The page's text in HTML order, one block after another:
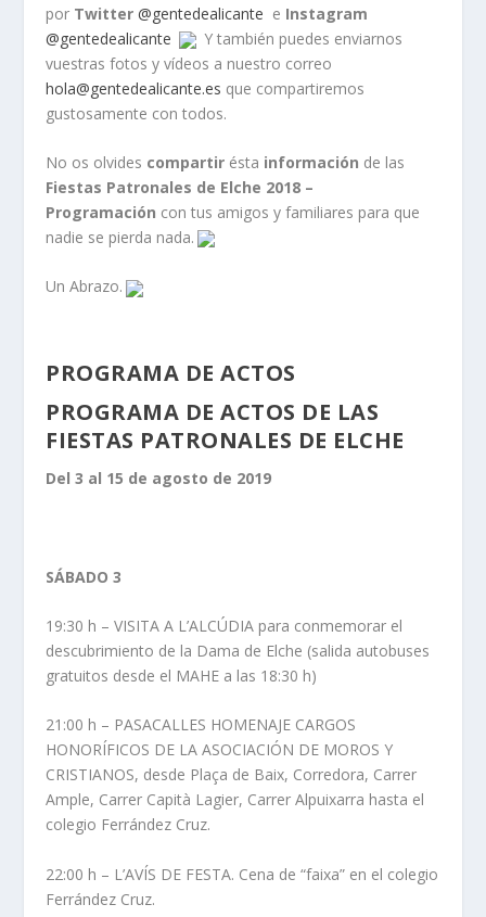
por Twitter @gentedealicante e Instagram
@gentedealicante
Y también puedes enviarnos
vuestras fotos y vídeos a nuestro correo
hola@gentedealicante.es que compartiremos
gustosamente con todos.
No os olvides compartir ésta información de las
Fiestas Patronales de Elche 2018 –
Programación con tus amigos y familiares para que
nadie se pierda nada.
Un Abrazo.
PROGRAMA DE ACTOS
PROGRAMA DE ACTOS DE LAS
FIESTAS PATRONALES DE ELCHE
Del 3 al 15 de agosto de 2019
SÁBADO 3
19:30 h – VISITA A L’ALCÚDIA para conmemorar el
descubrimiento de la Dama de Elche (salida autobuses
gratuitos desde el MAHE a las 18:30 h)
21:00 h – PASACALLES HOMENAJE CARGOS
HONORÍFICOS DE LA ASOCIACIÓN DE MOROS Y
CRISTIANOS, desde Plaça de Baix, Corredora, Carrer
Ample, Carrer Capità Lagier, Carrer Alpuixarra hasta el
colegio Ferrández Cruz.
22:00 h – L’AVÍS DE FESTA. Cena de “faixa” en el colegio
Ferrández Cruz.